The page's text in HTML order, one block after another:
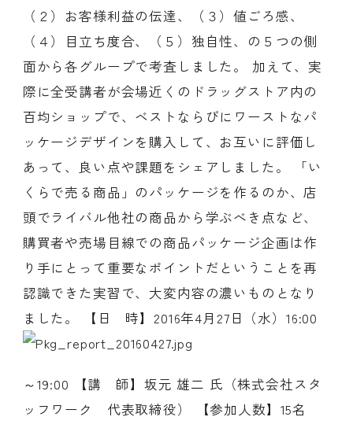
会員ログイン
デザイン相談
お問い合わせ
見学申込
ブランディングのご相談
ビジネスマッチングはこちら
サービス
サイトへ
（２）お客様利益の伝達、（３）値ごろ感、
（４）目立ち度合、（５）独自性、の５つの側
面から各グループで考査しました。 加えて、実
際に全受講者が会場近くのドラッグストア内の
百均ショップで、ベストならびにワーストなパ
ッケージデザインを購入して、お互いに評価し
あって、良い点や課題をシェアしました。 「い
くらで売る商品」のパッケージを作るのか、店
頭でライバル他社の商品から学ぶべき点など、
購買者や売場目線での商品パッケージ企画は作
り手にとって重要なポイントだということを再
認識できた実習で、大変内容の濃いものとなり
ました。
【日 時】2016年4月27日（水）16:00
～19:00 【講 師】坂元 雄二 氏（株式会社スタ
ッフワーク 代表取締役） 【参加人数】15名